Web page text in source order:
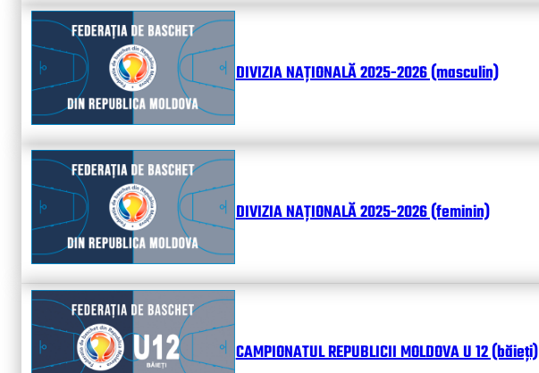
DIVIZIA NAȚIONALĂ 2025-2026 (masculin)
DIVIZIA NAȚIONALĂ 2025-2026 (feminin)
CAMPIONATUL REPUBLICII MOLDOVA U 12 (băieți)